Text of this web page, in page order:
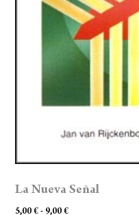
La Nueva Señal
5,00€ - 9,00€